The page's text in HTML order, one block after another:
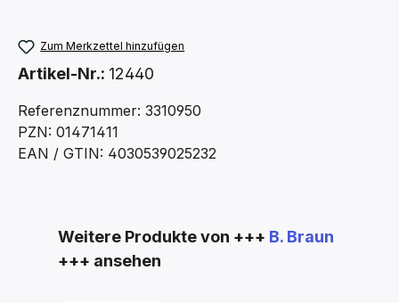
Zum Merkzettel hinzufügen
Artikel-Nr.: 12440
Referenznummer: 3310950
PZN: 01471411
EAN / GTIN: 4030539025232
Produktgalerie überspringen
Weitere Produkte von +++ B. Braun
+++ ansehen